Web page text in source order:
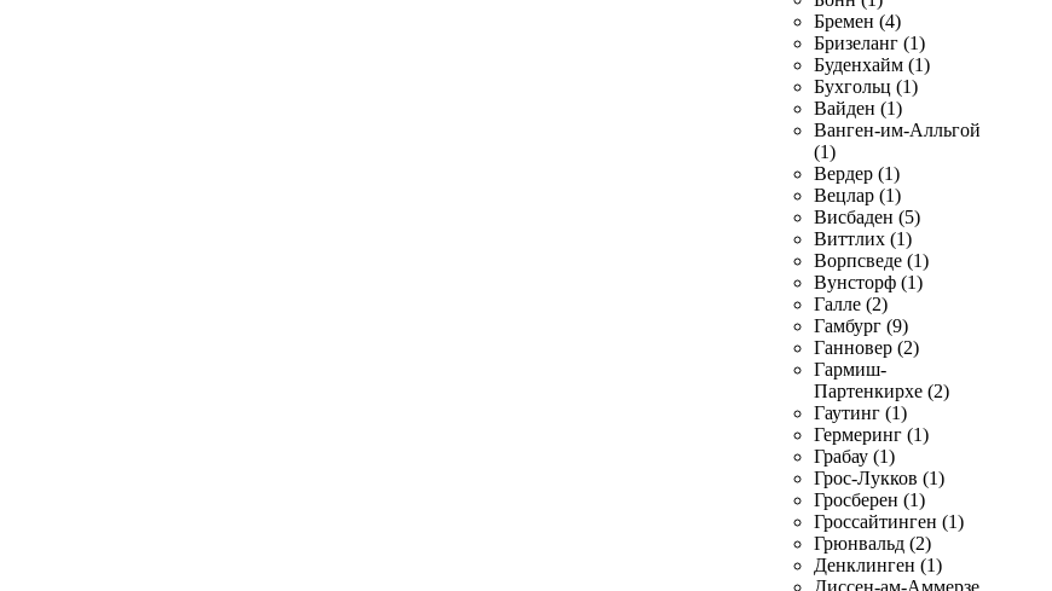
Бремен (4)
Бризеланг (1)
Буденхайм (1)
Бухгольц (1)
Вайден (1)
Ванген-им-Алльгой
(1)
Вердер (1)
Вецлар (1)
Висбаден (5)
Виттлих (1)
Ворпсведе (1)
Вунсторф (1)
Галле (2)
Гамбург (9)
Ганновер (2)
Гармиш-
Партенкирхе (2)
Гаутинг (1)
Гермеринг (1)
Грабау (1)
Грос-Лукков (1)
Гросберен (1)
Гроссайтинген (1)
Грюнвальд (2)
Денклинген (1)
Диссен-ам-Аммерзе